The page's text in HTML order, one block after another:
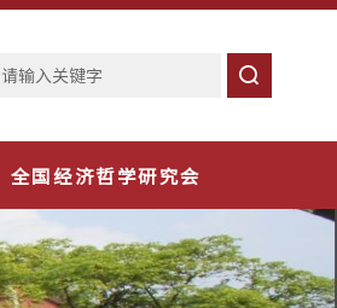
全国经济哲学研究会